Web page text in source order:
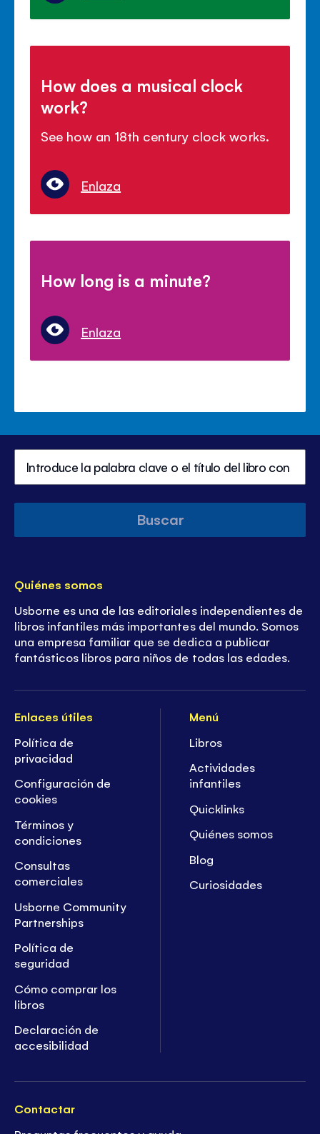
How does a musical clock
work?
See how an 18th century clock works.
Enlaza
How long is a minute?
Enlaza
Buscar
Enlaces útiles
Política de
privacidad
Configuración de
cookies
Términos y
condiciones
Consultas
comerciales
Usborne Community
Partnerships
Política de
seguridad
Cómo comprar los
libros
Declaración de
accesibilidad
Menú
Libros
Actividades
infantiles
Quicklinks
Quiénes somos
Blog
Curiosidades
Contactar
Quiénes somos
Usborne es una de las editoriales independientes de
libros infantiles más importantes del mundo. Somos
una empresa familiar que se dedica a publicar
fantásticos libros para niños de todas las edades.